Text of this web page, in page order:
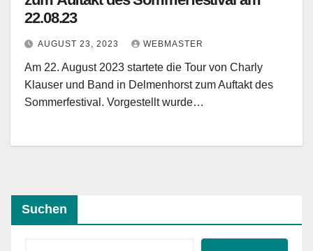
22.08.23
AUGUST 23, 2023 WEBMASTER
Am 22. August 2023 startete die Tour von Charly
Klauser und Band in Delmenhorst zum Auftakt des
Sommerfestival. Vorgestellt wurde…
Suchen